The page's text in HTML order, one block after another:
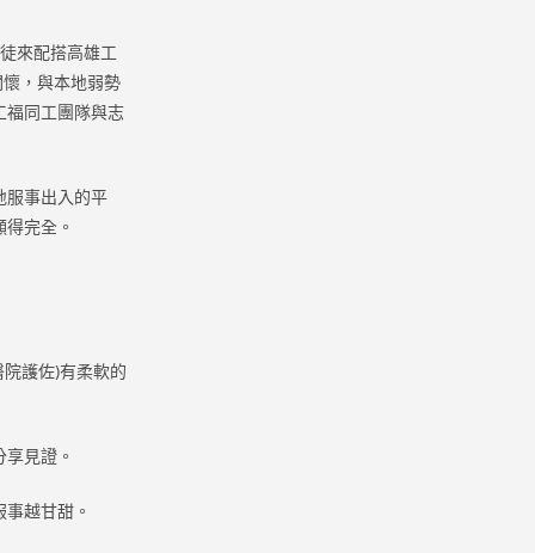
來配搭高雄工
，與本地弱勢
福同工團隊與志
服事出入的平
完全。
護佐)有柔軟的
見證。
越甘甜。